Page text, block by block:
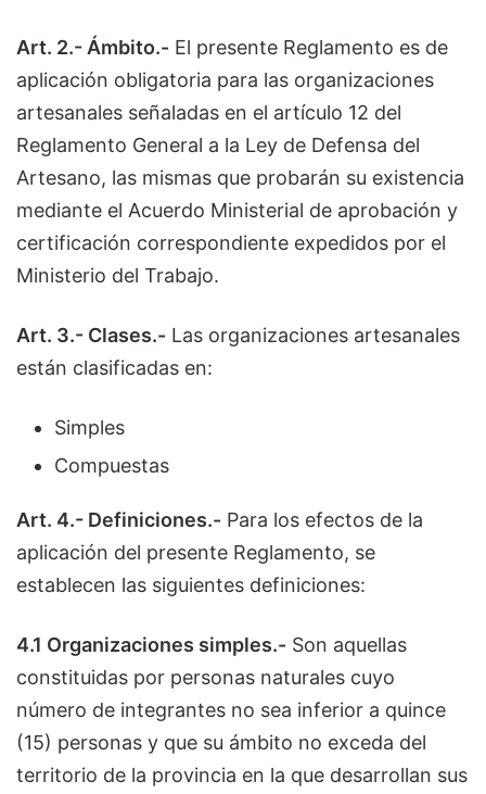
Art. 2.- Ámbito.- El presente Reglamento es de
aplicación obligatoria para las organizaciones
artesanales señaladas en el artículo 12 del
Reglamento General a la Ley de Defensa del
Artesano, las mismas que probarán su existencia
mediante el Acuerdo Ministerial de aprobación y
certificación correspondiente expedidos por el
Ministerio del Trabajo.
Art. 3.- Clases.- Las organizaciones artesanales
están clasificadas en:
Simples
Compuestas
Art. 4.- Definiciones.- Para los efectos de la
aplicación del presente Reglamento, se
establecen las siguientes definiciones:
4.1 Organizaciones simples.- Son aquellas
constituidas por personas naturales cuyo
número de integrantes no sea inferior a quince
(15) personas y que su ámbito no exceda del
territorio de la provincia en la que desarrollan sus